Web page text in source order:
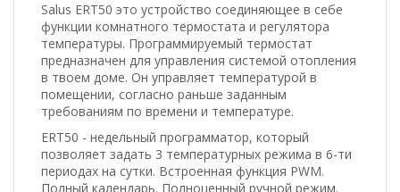
Salus ERT50 это устройство соединяющее в себе
функции комнатного термостата и регулятора
температуры. Программируемый термостат
предназначен для управления системой отопления
в твоем доме. Он управляет температурой в
помещении, согласно раньше заданным
требованиям по времени и температуре.
ERT50 - недельный программатор, который
позволяет задать 3 температурных режима в 6-ти
периодах на сутки. Встроенная функция PWM.
Полный календарь. Полноценный ручной режим.